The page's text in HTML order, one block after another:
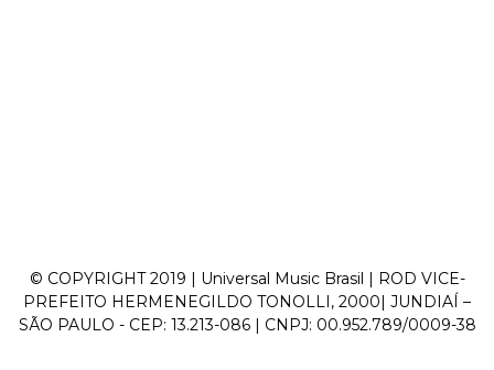
© COPYRIGHT 2019 | Universal Music Brasil | ROD VICE-
PREFEITO HERMENEGILDO TONOLLI, 2000| JUNDIAÍ –
SÃO PAULO - CEP: 13.213-086 | CNPJ: 00.952.789/0009-38